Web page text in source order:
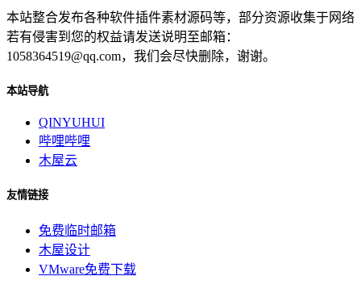
本站整合发布各种软件插件素材源码等，部分资源收集于网络
若有侵害到您的权益请发送说明至邮箱：
1058364519@qq.com，我们会尽快删除，谢谢。
本站导航
QINYUHUI
哔哩哔哩
木屋云
友情链接
免费临时邮箱
木屋设计
VMware免费下载